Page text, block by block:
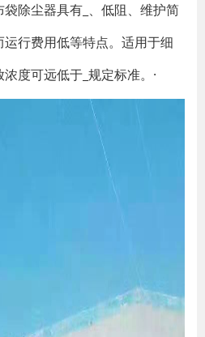
除尘器具有_、低阻、维护简
行费用低等特点。适用于细
度可远低于_规定标准。·